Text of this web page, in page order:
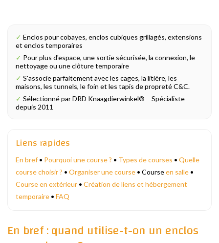
✓ Enclos pour cobayes, enclos cubiques grillagés, extensions
et enclos temporaires
✓ Pour plus d'espace, une sortie sécurisée, la connexion, le
nettoyage ou une clôture temporaire
✓ S'associe parfaitement avec les cages, la litière, les
maisons, les tunnels, le foin et les tapis de propreté C&C.
✓ Sélectionné par DRD Knaagdierwinkel® – Spécialiste
depuis 2011
Liens rapides
En bref • Pourquoi une course ? • Types de courses • Quelle
course choisir ? • Organiser une course • Courseen salle •
Course en extérieur • Création de liens et hébergement
temporaire • FAQ
En bref : quand utilise-t-on un enclos